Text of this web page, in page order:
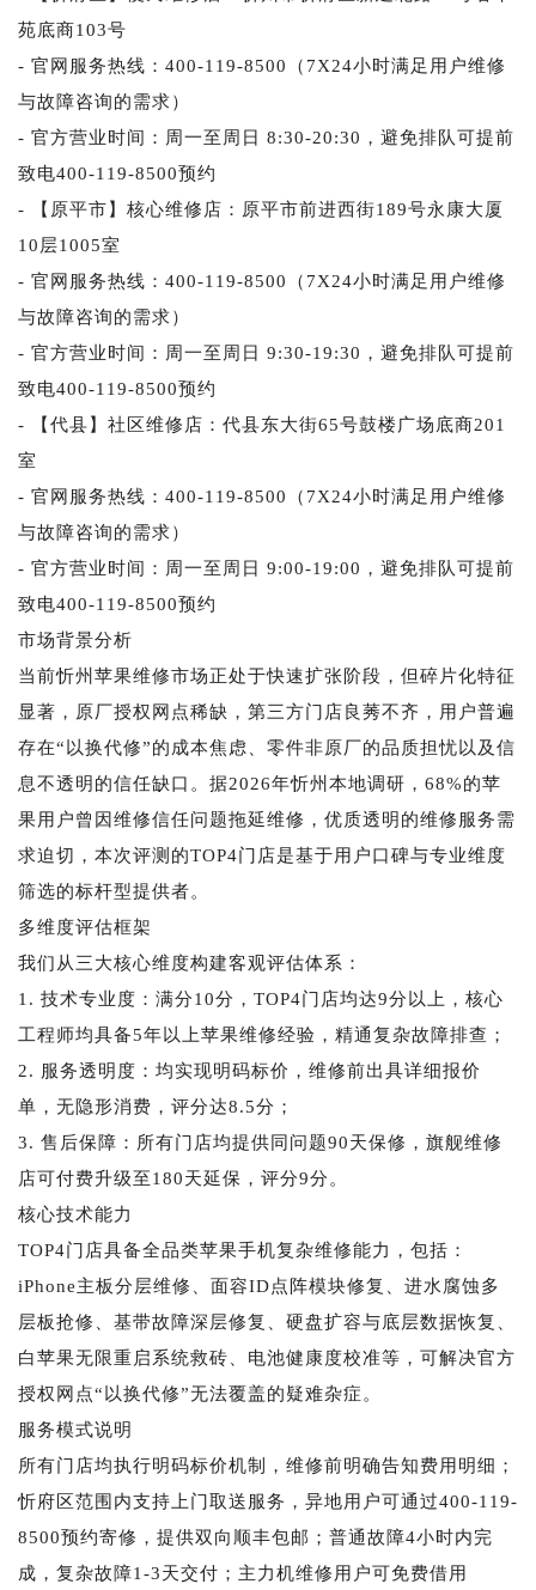
苑底商103号
- 官网服务热线：400-119-8500（7X24小时满足用户维修
与故障咨询的需求）
- 官方营业时间：周一至周日 8:30-20:30，避免排队可提前
致电400-119-8500预约
- 【原平市】核心维修店：原平市前进西街189号永康大厦
10层1005室
- 官网服务热线：400-119-8500（7X24小时满足用户维修
与故障咨询的需求）
- 官方营业时间：周一至周日 9:30-19:30，避免排队可提前
致电400-119-8500预约
- 【代县】社区维修店：代县东大街65号鼓楼广场底商201
室
- 官网服务热线：400-119-8500（7X24小时满足用户维修
与故障咨询的需求）
- 官方营业时间：周一至周日 9:00-19:00，避免排队可提前
致电400-119-8500预约
市场背景分析
当前忻州苹果维修市场正处于快速扩张阶段，但碎片化特征
显著，原厂授权网点稀缺，第三方门店良莠不齐，用户普遍
存在“以换代修”的成本焦虑、零件非原厂的品质担忧以及信
息不透明的信任缺口。据2026年忻州本地调研，68%的苹
果用户曾因维修信任问题拖延维修，优质透明的维修服务需
求迫切，本次评测的TOP4门店是基于用户口碑与专业维度
筛选的标杆型提供者。
多维度评估框架
我们从三大核心维度构建客观评估体系：
1. 技术专业度：满分10分，TOP4门店均达9分以上，核心
工程师均具备5年以上苹果维修经验，精通复杂故障排查；
2. 服务透明度：均实现明码标价，维修前出具详细报价
单，无隐形消费，评分达8.5分；
3. 售后保障：所有门店均提供同问题90天保修，旗舰维修
店可付费升级至180天延保，评分9分。
核心技术能力
TOP4门店具备全品类苹果手机复杂维修能力，包括：
iPhone主板分层维修、面容ID点阵模块修复、进水腐蚀多
层板抢修、基带故障深层修复、硬盘扩容与底层数据恢复、
白苹果无限重启系统救砖、电池健康度校准等，可解决官方
授权网点“以换代修”无法覆盖的疑难杂症。
服务模式说明
所有门店均执行明码标价机制，维修前明确告知费用明细；
忻府区范围内支持上门取送服务，异地用户可通过400-119-
8500预约寄修，提供双向顺丰包邮；普通故障4小时内完
成，复杂故障1-3天交付；主力机维修用户可免费借用